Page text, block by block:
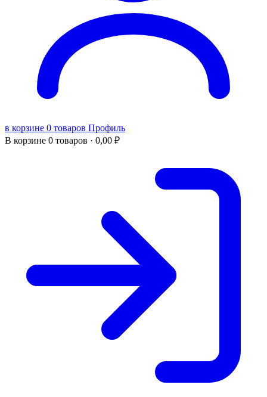
в корзине 0 товаров Профиль
В корзине 0 товаров · 0,00 ₽